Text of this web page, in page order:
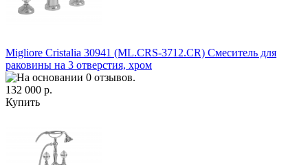
Migliore Cristalia 30941 (ML.CRS-3712.CR) Смеситель для
раковины на 3 отверстия, хром
132 000 р.
Купить